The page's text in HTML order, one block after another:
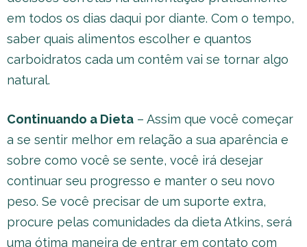
em todos os dias daqui por diante. Com o tempo,
saber quais alimentos escolher e quantos
carboidratos cada um contêm vai se tornar algo
natural.
Continuando a Dieta – Assim que você começar
a se sentir melhor em relação a sua aparência e
sobre como você se sente, você irá desejar
continuar seu progresso e manter o seu novo
peso. Se você precisar de um suporte extra,
procure pelas comunidades da dieta Atkins, será
uma ótima maneira de entrar em contato com